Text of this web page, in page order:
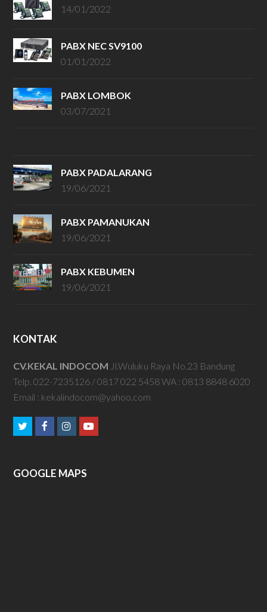
14/01/2022
PABX NEC SV9100
01/01/2022
PABX LOMBOK
03/07/2021
PABX PADALARANG
19/06/2021
PABX PAMANUKAN
19/06/2021
PABX KEBUMEN
19/06/2021
KONTAK
CV.KEKAL INDOCOM Jl.Wuluku Raya No.23 Bandung
Telp. 022-7235126 / 0817 022 5458 WA : 0813 8848 6020
Email : kekalindocom@yahoo.com
TwitterFacebookInstagramYoutube
GOOGLE MAPS